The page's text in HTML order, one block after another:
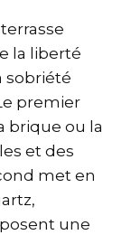
la liberté
sobriété
premier
brique ou la
et des
met en
une